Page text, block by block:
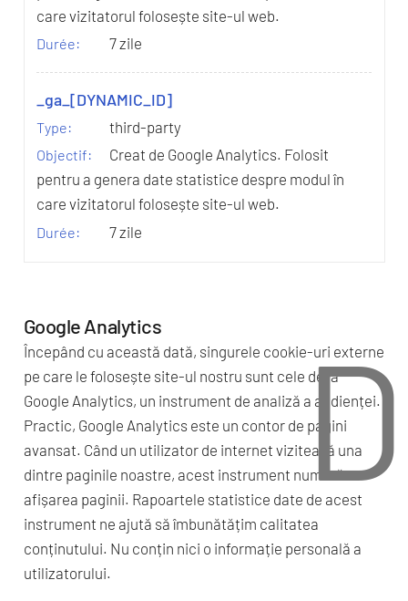
care vizitatorul folosește site-ul web.
7 zile
_ga_[DYNAMIC_ID]
third-party
Creat de Google Analytics. Folosit
pentru a genera date statistice despre modul în
care vizitatorul folosește site-ul web.
7 zile
Google Analytics
Începând cu această dată, singurele cookie-uri externe
pe care le folosește site-ul nostru sunt cele de la
Google Analytics, un instrument de analiză a audienței.
Practic, Google Analytics este un contor de pagini
avansat. Când un utilizator de internet vizitează una
dintre paginile noastre, acest instrument numără
afișarea paginii. Rapoartele statistice date de acest
instrument ne ajută să îmbunătățim calitatea
conținutului. Nu conțin nici o informație personală a
utilizatorului.